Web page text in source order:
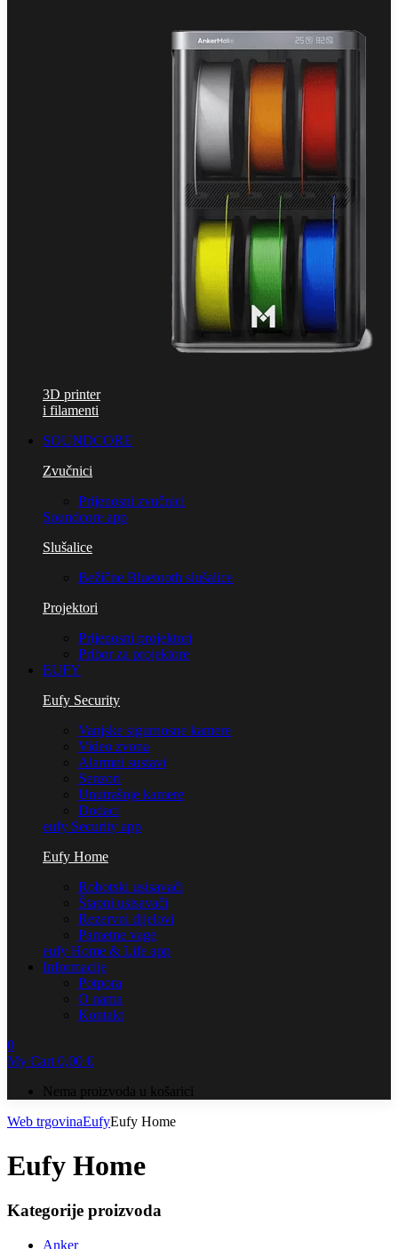
3D printer
i filamenti
SOUNDCORE
Zvučnici
Prijenosni zvučnici
Soundcore app
Slušalice
Bežične Bluetooth slušalice
Projektori
Prijenosni projektori
Pribor za projektore
EUFY
Eufy Security
Vanjske sigurnosne kamere
Video zvona
Alarmni sustavi
Senzori
Unutrašnje kamere
Dodaci
eufy Security app
Eufy Home
Robotski usisavači
Štapni usisavači
Rezervni dijelovi
Pametne vage
eufy Home & Life app
Informacije
Potpora
O nama
Kontakt
0
My Cart0,00 €
Nema proizvoda u košarici
Web trgovinaEufyEufy Home
Eufy Home
Kategorije proizvoda
Anker